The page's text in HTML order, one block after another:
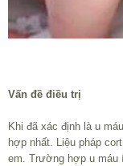
Vấn đề điều trị
Khi đã xác định là u
hợp nhất. Liệu pháp
em. Trường hợp u máu